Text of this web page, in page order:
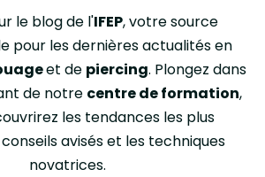
le blog de l'IFEP, votre source
pour les dernières actualités en
et de piercing. Plongez dans
de notre centre de formation,
les tendances les plus
avisés et les techniques
novatrices.